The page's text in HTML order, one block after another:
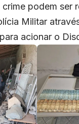
podem ser
Militar
acionar o